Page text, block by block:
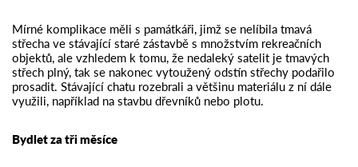
Mírné komplikace měli s památkáři, jimž se nelíbila tmavá
střecha ve stávající staré zástavbě s množstvím rekreačních
objektů, ale vzhledem k tomu, že nedaleký satelit je tmavých
střech plný, tak se nakonec vytoužený odstín střechy podařilo
prosadit. Stávající chatu rozebrali a většinu materiálu z ní dále
využili, například na stavbu dřevníků nebo plotu.
Bydlet za tři měsíce